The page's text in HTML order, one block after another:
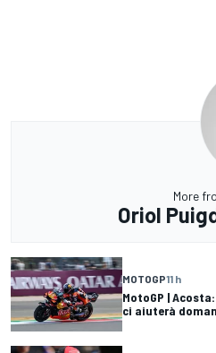
More
Oriol
MOTOGP11 h
MotoGP |
ci aiuterà